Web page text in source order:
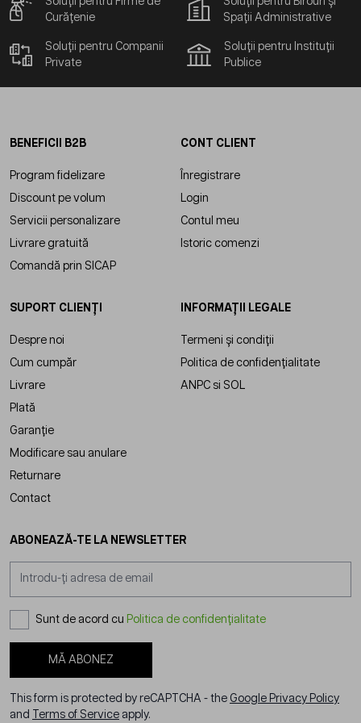
Curățenie
Spații Administrative
Soluții pentru Companii
Private
Soluții pentru Instituții
Publice
BENEFICII B2B
Program fidelizare
Discount pe volum
Servicii personalizare
Livrare gratuită
Comandă prin SICAP
CONT CLIENT
Înregistrare
Login
Contul meu
Istoric comenzi
SUPORT CLIENȚI
Despre noi
Cum cumpăr
Livrare
Plată
Garanție
Modificare sau anulare
Returnare
Contact
INFORMAȚII LEGALE
Termeni și condiții
Politica de confidențialitate
ANPC si SOL
ABONEAZĂ-TE LA NEWSLETTER
Sunt de acord cu Politica de confidențialitate
MĂ ABONEZ
This form is protected by reCAPTCHA - the Google Privacy Policy
and
Terms of Service apply.